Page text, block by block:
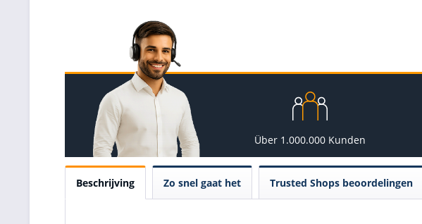
Über 1.000.000 Kunden
Beschrijving Zo snel gaat het Trusted Shops beoordelingen